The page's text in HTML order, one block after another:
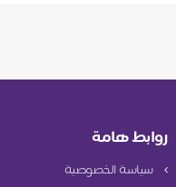
روابط هامة
سياسة الخصوصية